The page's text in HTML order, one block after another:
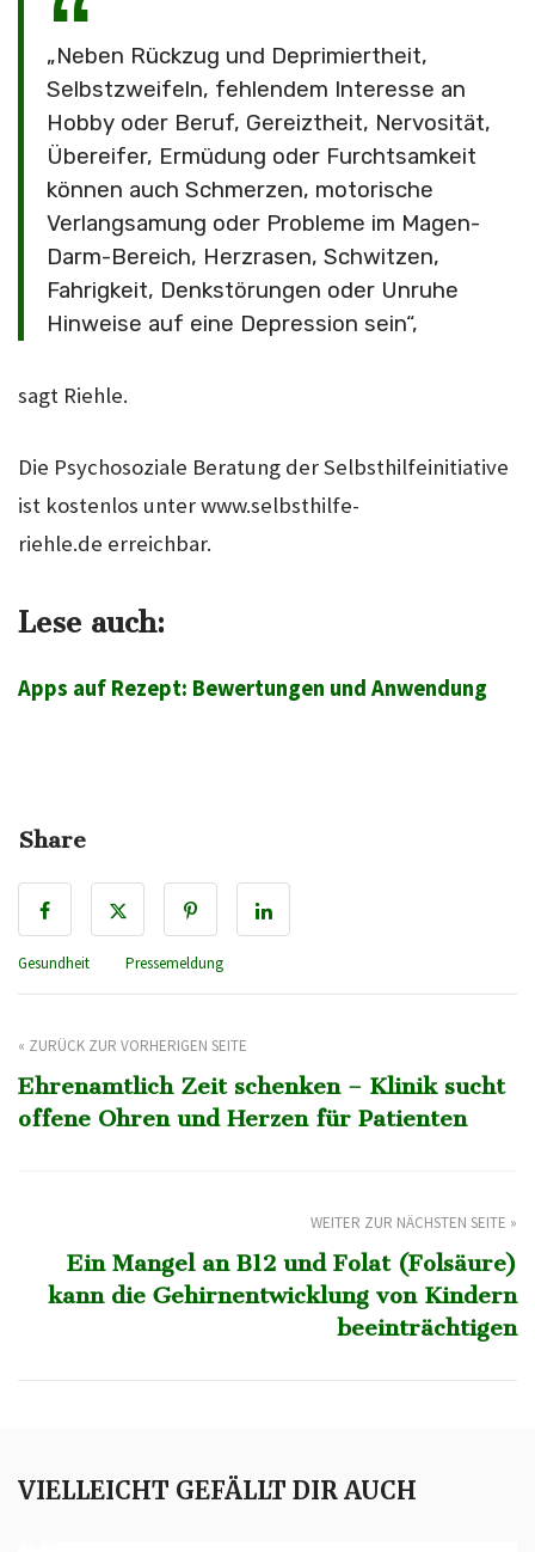
„Neben Rückzug und Deprimiertheit,
Selbstzweifeln, fehlendem Interesse an
Hobby oder Beruf, Gereiztheit, Nervosität,
Übereifer, Ermüdung oder Furchtsamkeit
können auch Schmerzen, motorische
Verlangsamung oder Probleme im Magen-
Darm-Bereich, Herzrasen, Schwitzen,
Fahrigkeit, Denkstörungen oder Unruhe
Hinweise auf eine Depression sein“,
sagt Riehle.
Die Psychosoziale Beratung der Selbsthilfeinitiative
ist kostenlos unterwww.selbsthilfe-
riehle.de erreichbar.
Lese auch:
Apps auf Rezept: Bewertungen und Anwendung
Share
Gesundheit Pressemeldung
« ZURÜCK ZUR VORHERIGEN SEITE
Ehrenamtlich Zeit schenken – Klinik sucht
offene Ohren und Herzen für Patienten
WEITER ZUR NÄCHSTEN SEITE »
Ein Mangel an B12 und Folat (Folsäure)
kann die Gehirnentwicklung von Kindern
beeinträchtigen
VIELLEICHT GEFÄLLT DIR AUCH